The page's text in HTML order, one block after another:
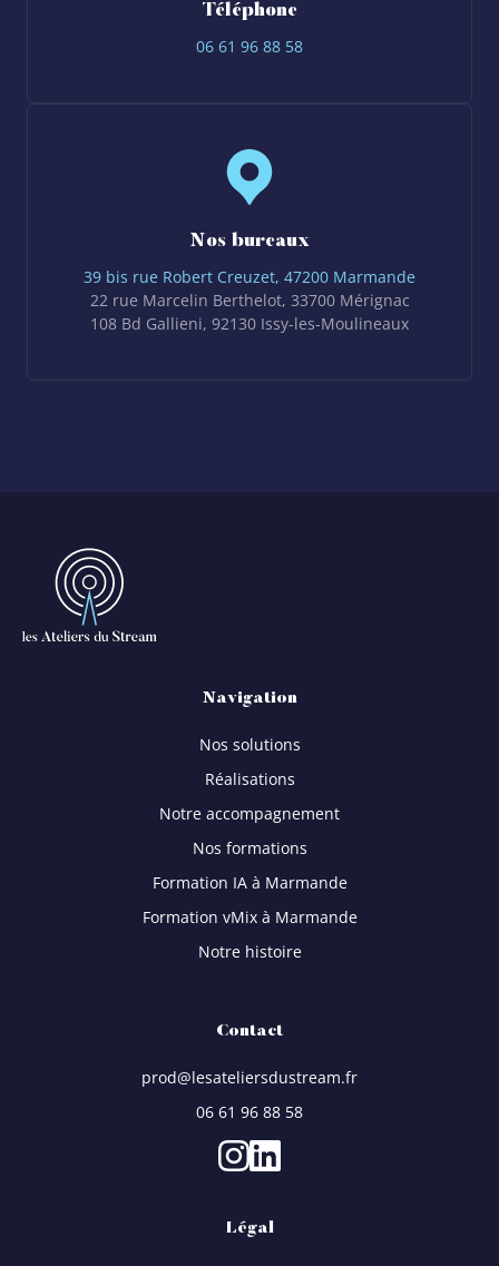
Téléphone
06 61 96 88 58
Nos bureaux
39 bis rue Robert Creuzet, 47200 Marmande
22 rue Marcelin Berthelot, 33700 Mérignac
108 Bd Gallieni, 92130 Issy-les-Moulineaux
Navigation
Nos solutions
Réalisations
Notre accompagnement
Nos formations
Formation IA à Marmande
Formation vMix à Marmande
Notre histoire
Contact
prod@lesateliersdustream.fr
06 61 96 88 58
Légal